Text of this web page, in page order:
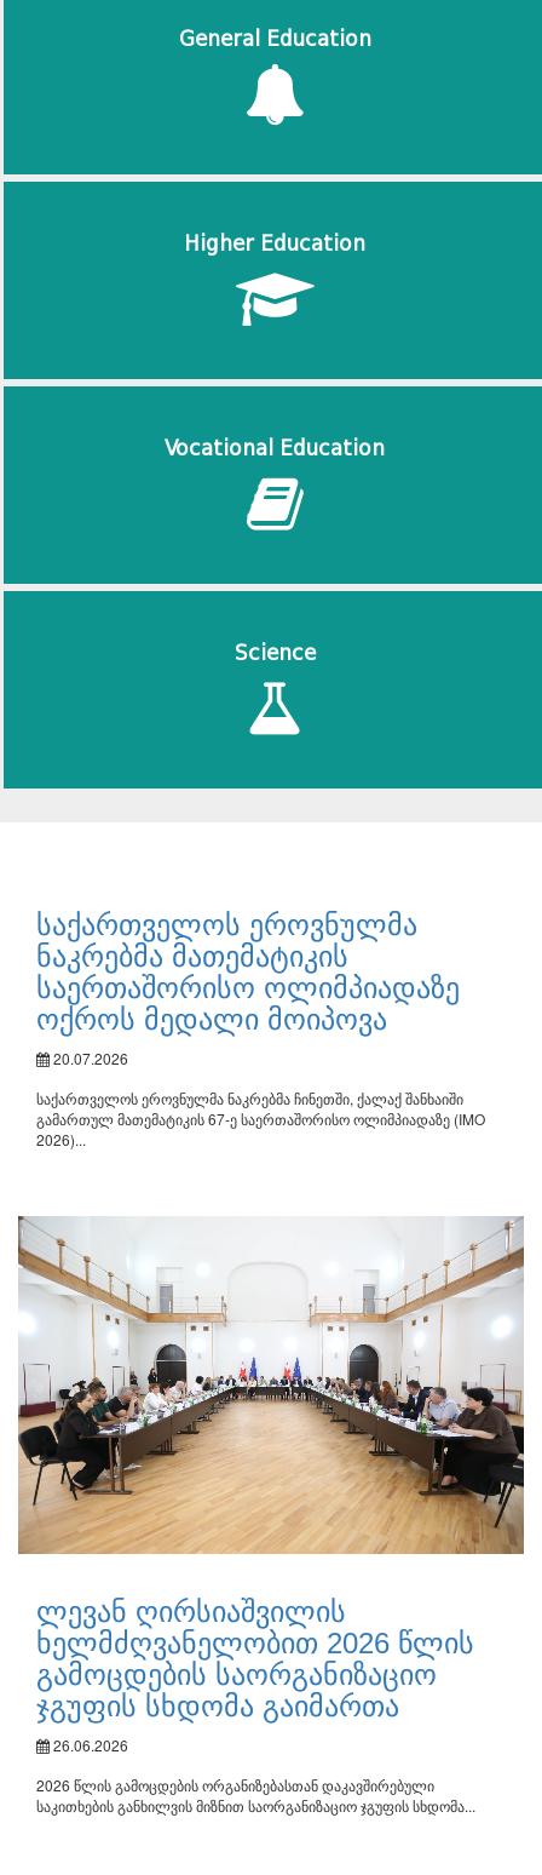
General Education
Higher Education
Vocational Education
Science
საქართველოს ეროვნულმა
ნაკრებმა მათემატიკის
საერთაშორისო ოლიმპიადაზე
ოქროს მედალი მოიპოვა
20.07.2026
საქართველოს ეროვნულმა ნაკრებმა ჩინეთში, ქალაქ შანხაიში
გამართულ მათემატიკის 67-ე საერთაშორისო ოლიმპიადაზე (IMO
2026)...
ლევან ღირსიაშვილის
ხელმძღვანელობით 2026 წლის
გამოცდების საორგანიზაციო
ჯგუფის სხდომა გაიმართა
26.06.2026
2026 წლის გამოცდების ორგანიზებასთან დაკავშირებული
საკითხების განხილვის მიზნით საორგანიზაციო ჯგუფის სხდომა...